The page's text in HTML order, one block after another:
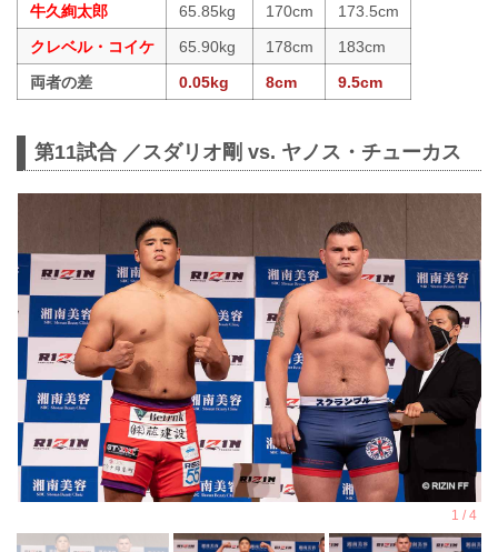
牛久絢太郎
65.85kg 170cm
173.5cm
クレベル・コイケ
65.90kg 178cm
183cm
両者の差
0.05kg 8cm 9.5cm
第11試合 ／スダリオ剛 vs. ヤノス・チューカス